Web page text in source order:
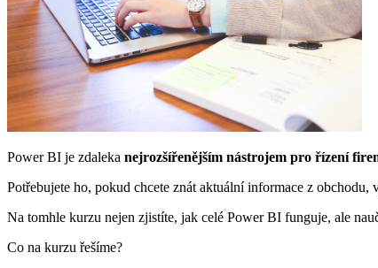
Power BI je zdaleka nejrozšířenějším nástrojem pro řízení
Potřebujete ho, pokud chcete znát aktuální informace z obchodu,
Na tomhle kurzu nejen zjistíte, jak celé Power BI funguje, ale
Co na kurzu řešíme?